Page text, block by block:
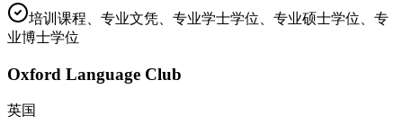
培训课程、专业文凭、专业学士学位、专业硕士学位、专
业博士学位
Oxford Language Club
英国